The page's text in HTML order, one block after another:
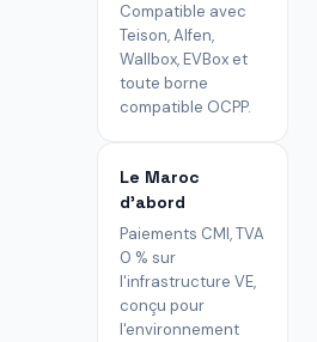
Compatible avec
Teison, Alfen,
Wallbox, EVBox et
toute borne
compatible OCPP.
Le Maroc
d'abord
Paiements CMI, TVA
0 % sur
l'infrastructure VE,
conçu pour
l'environnement